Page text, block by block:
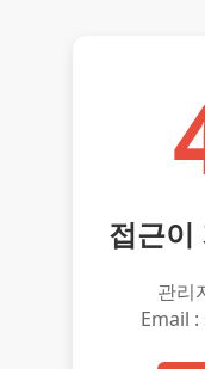
접근이
관리
Email